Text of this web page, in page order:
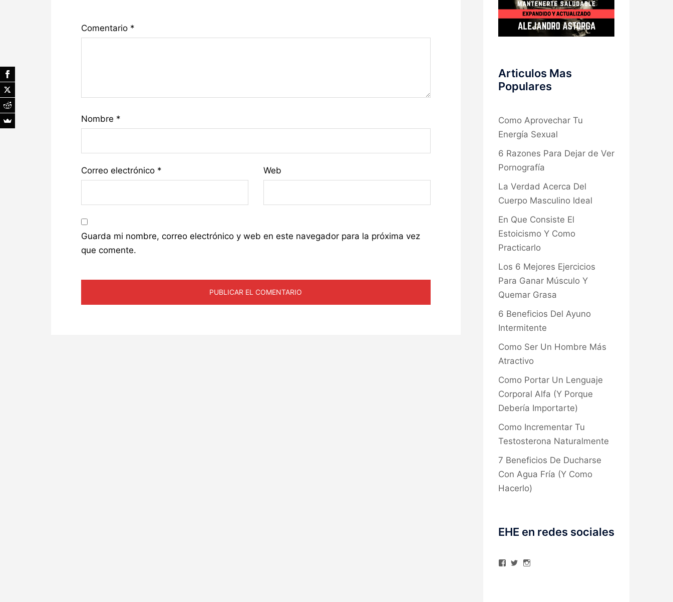
Comentario *
Nombre *
Correo electrónico * Web
Guarda mi nombre, correo electrónico y web en este navegador para la próxima vez
que comente.
Articulos Mas
Populares
Como Aprovechar Tu
Energía Sexual
6 Razones Para Dejar de Ver
Pornografía
La Verdad Acerca Del
Cuerpo Masculino Ideal
En Que Consiste El
Estoicismo Y Como
Practicarlo
Los 6 Mejores Ejercicios
Para Ganar Músculo Y
Quemar Grasa
6 Beneficios Del Ayuno
Intermitente
Como Ser Un Hombre Más
Atractivo
Como Portar Un Lenguaje
Corporal Alfa (Y Porque
Debería Importarte)
Como Incrementar Tu
Testosterona Naturalmente
7 Beneficios De Ducharse
Con Agua Fría (Y Como
Hacerlo)
EHE en redes sociales
Ver
VerVer